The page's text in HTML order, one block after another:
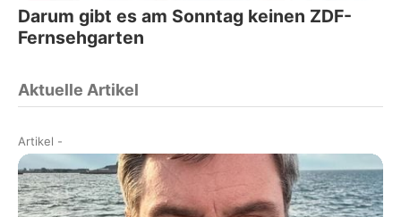
Darum gibt es am Sonntag keinen ZDF-
Fernsehgarten
Aktuelle Artikel
Artikel -